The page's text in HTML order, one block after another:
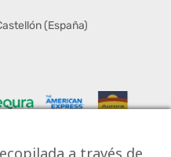
(España)
a través de